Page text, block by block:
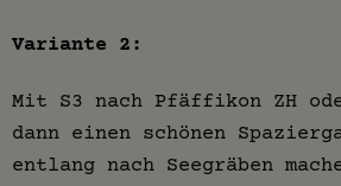
Variante 2:
Mit S3 nach Pfäffikon ZH
dann einen schönen
entlang nach Seegräben